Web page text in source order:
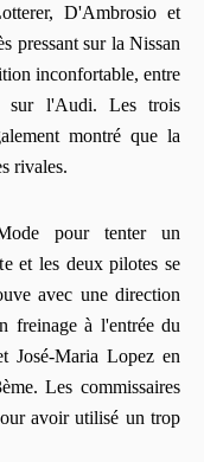
D'Ambrosio et
pressant sur la Nissan
inconfortable, entre
sur l'Audi. Les trois
montré que la
rivales.
pour tenter un
et les deux pilotes se
avec une direction
freinage à l'entrée du
José-Maria Lopez en
Les commissaires
avoir utilisé un trop